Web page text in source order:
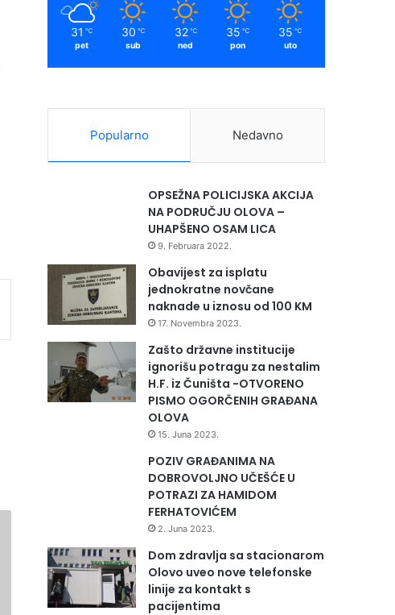
31 ℃
pet
30 ℃
sub
32 ℃
ned
35 ℃
pon
35 ℃
uto
Popularno Nedavno
OPSEŽNA POLICIJSKA AKCIJA
NA PODRUČJU OLOVA –
UHAPŠENO OSAM LICA
9. Februara 2022.
Obavijest za isplatu
jednokratne novčane
naknade u iznosu od 100 KM
17. Novembra 2023.
Zašto državne institucije
ignorišu potragu za nestalim
H.F. iz Čuništa -OTVORENO
PISMO OGORČENIH GRAĐANA
OLOVA
15. Juna 2023.
POZIV GRAĐANIMA NA
DOBROVOLJNO UČEŠĆE U
POTRAZI ZA HAMIDOM
FERHATOVIĆEM
2. Juna 2023.
Dom zdravlja sa stacionarom
Olovo uveo nove telefonske
linije za kontakt s
pacijentima